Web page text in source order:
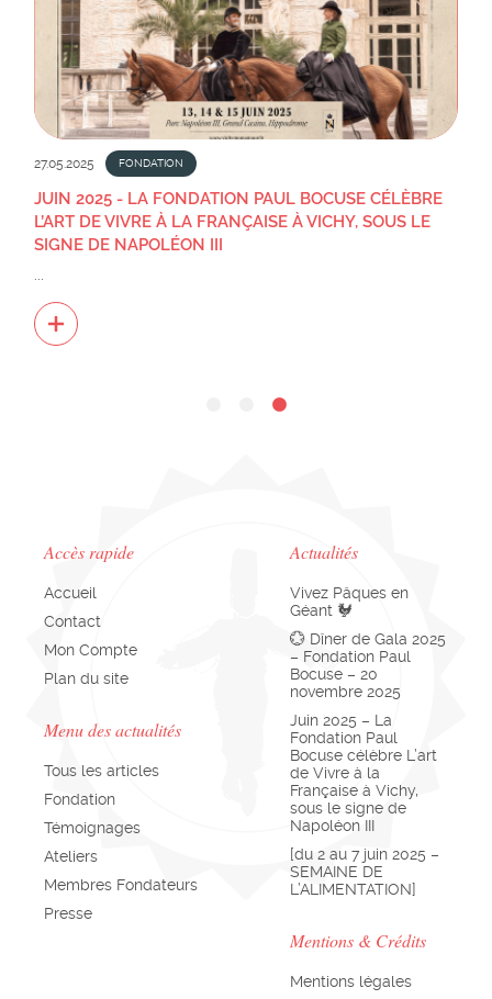
27.05.2025 FONDATION
JUIN 2025 - LA FONDATION PAUL BOCUSE CÉLÈBRE
L’ART DE VIVRE À LA FRANÇAISE À VICHY, SOUS LE
SIGNE DE NAPOLÉON III
Accès rapide
Accueil
Contact
Mon Compte
Plan du site
Menu des actualités
Tous les articles
Fondation
Témoignages
Ateliers
Membres Fondateurs
Presse
Actualités
Vivez Pâques en
Géant 🐓
💮 Dîner de Gala 2025
– Fondation Paul
Bocuse – 20
novembre 2025
Juin 2025 – La
Fondation Paul
Bocuse célèbre L’art
de Vivre à la
Française à Vichy,
sous le signe de
Napoléon III
[du 2 au 7 juin 2025 –
SEMAINE DE
L’ALIMENTATION]
Mentions & Crédits
Mentions légales